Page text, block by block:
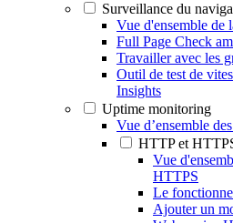
Surveillance du
Vue d'ensemble de
Full Page Check
Travailler avec les
Outil de test de
Insights
Uptime monitoring
Vue d’ensemble
HTTP et
Vue
HTTPS
Le
Ajouter un